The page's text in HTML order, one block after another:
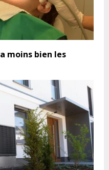
moins bien les